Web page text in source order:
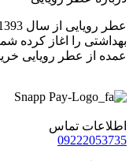
بهداشتی را اغاز کرده
عمده از عطر رویایی
اطلاعات تماس
09222053735